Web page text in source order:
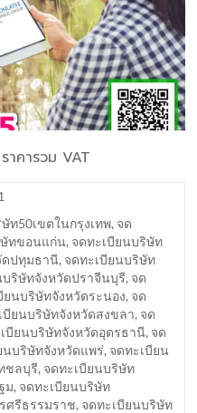
าคารวม VAT
ท50เขตในกรุงเทพ, จด
ทขอนแก่น, จดทะเบียนบริษัท
ดปทุมธานี, จดทะเบียนบริษัท
บริษัทจังหวัดปราจีนบุรี, จด
ยนบริษัทจังหวัดระนอง, จด
บียนบริษัทจังหวัดสงขลา, จด
บียนบริษัทจังหวัดอุดรธานี, จด
นบริษัทจังหวัดแพร่, จดทะเบียน
ชลบุรี, จดทะเบียนบริษัท
ม, จดทะเบียนบริษัท
ศรีธรรมราช, จดทะเบียนบริษัท